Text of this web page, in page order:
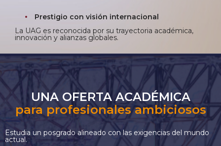
Prestigio con visión internacional
La UAG es reconocida por su trayectoria académica,
innovación y alianzas globales.
UNA OFERTA ACADÉMICA
para profesionales ambiciosos
Estudia un posgrado alineado con las exigencias del mundo
actual.